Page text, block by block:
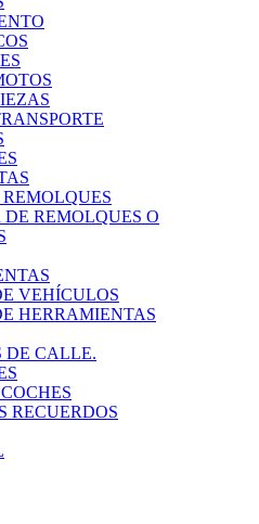
REMOLQUES O
VEHÍCULOS
HERRAMIENTAS
DE CALLE.
RECUERDOS